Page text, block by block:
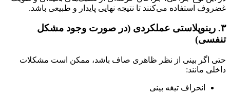
غضروف استفاده می‌کنند تا نتیجه نهایی پایدار و طبیعی باشد.
۳. رینوپلاستی عملکردی (در صورت وجود مشکل
تنفسی)
حتی اگر بینی از نظر ظاهری صاف باشد، ممکن است مشکلات
داخلی مانند:
انحراف تیغه بینی